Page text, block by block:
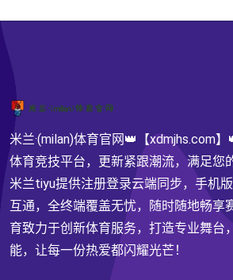
米兰·(milan)体育官网👑【xdmjhs.com
体育竞技平台，更新紧跟潮流，满足您
米兰tiyu提供注册登录云端同步，手机
互通，全终端覆盖无忧，随时随地畅享
育致力于创新体育服务，打造专业舞台
能，让每一份热爱都闪耀光芒！